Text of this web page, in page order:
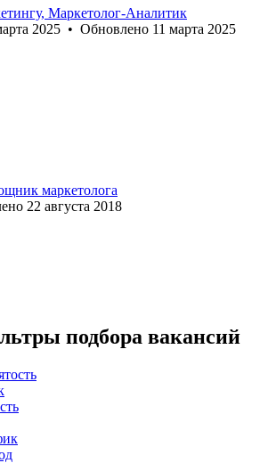
Маркетолог-Аналитик
2025 • Обновлено 11 марта 2025
маркетолога
22 августа 2018
подбора вакансий